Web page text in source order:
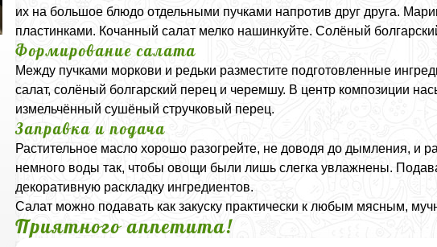
их на большое блюдо отдельными пучками напротив друг друга.
пластинками. Кочанный салат мелко нашинкуйте. Солёный
Формирование салата
Между пучками моркови и редьки разместите подготовленные
салат, солёный болгарский перец и черемшу. В центр композиции
измельчённый сушёный стручковый перец.
Заправка и подача
Растительное масло хорошо разогрейте, не доводя до дымления, и
немного воды так, чтобы овощи были лишь слегка увлажнены.
декоративную раскладку ингредиентов.
Салат можно подавать как закуску практически к любым мясным,
Приятного аппетита!